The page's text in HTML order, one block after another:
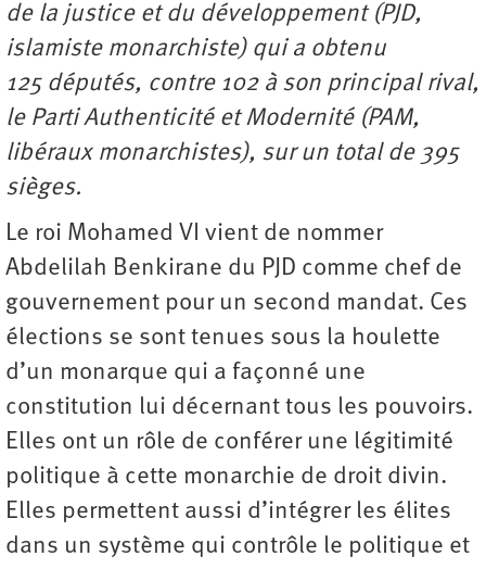
de la justice et du développement (PJD,
islamiste monarchiste) qui a obtenu
125 députés, contre 102 à son principal rival,
le Parti Authenticité et Modernité (PAM,
libéraux monarchistes), sur un total de 395
sièges.
Le roi Mohamed VI vient de nommer
Abdelilah Benkirane du PJD comme chef de
gouvernement pour un second mandat. Ces
élections se sont tenues sous la houlette
d’un monarque qui a façonné une
constitution lui décernant tous les pouvoirs.
Elles ont un rôle de conférer une légitimité
politique à cette monarchie de droit divin.
Elles permettent aussi d’intégrer les élites
dans un système qui contrôle le politique et